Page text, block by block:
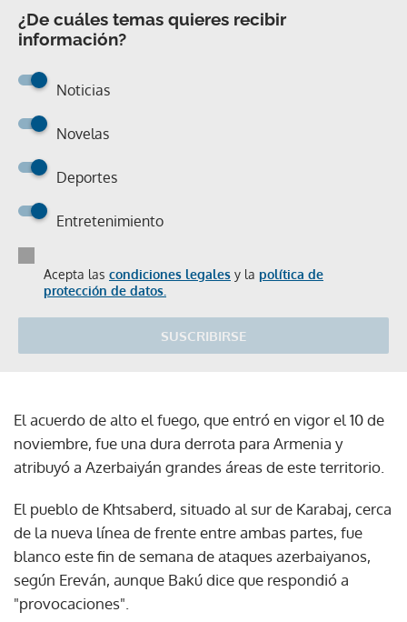
¿De cuáles temas quieres recibir
información?
Noticias
Novelas
Deportes
Entretenimiento
Acepta las condiciones legales y la política de
protección de datos.
SUSCRIBIRSE
El acuerdo de alto el fuego, que entró en vigor el 10 de
noviembre, fue una dura derrota para Armenia y
atribuyó a Azerbaiyán grandes áreas de este territorio.
El pueblo de Khtsaberd, situado al sur de Karabaj, cerca
de la nueva línea de frente entre ambas partes, fue
blanco este fin de semana de ataques azerbaiyanos,
según Ereván, aunque Bakú dice que respondió a
"provocaciones".